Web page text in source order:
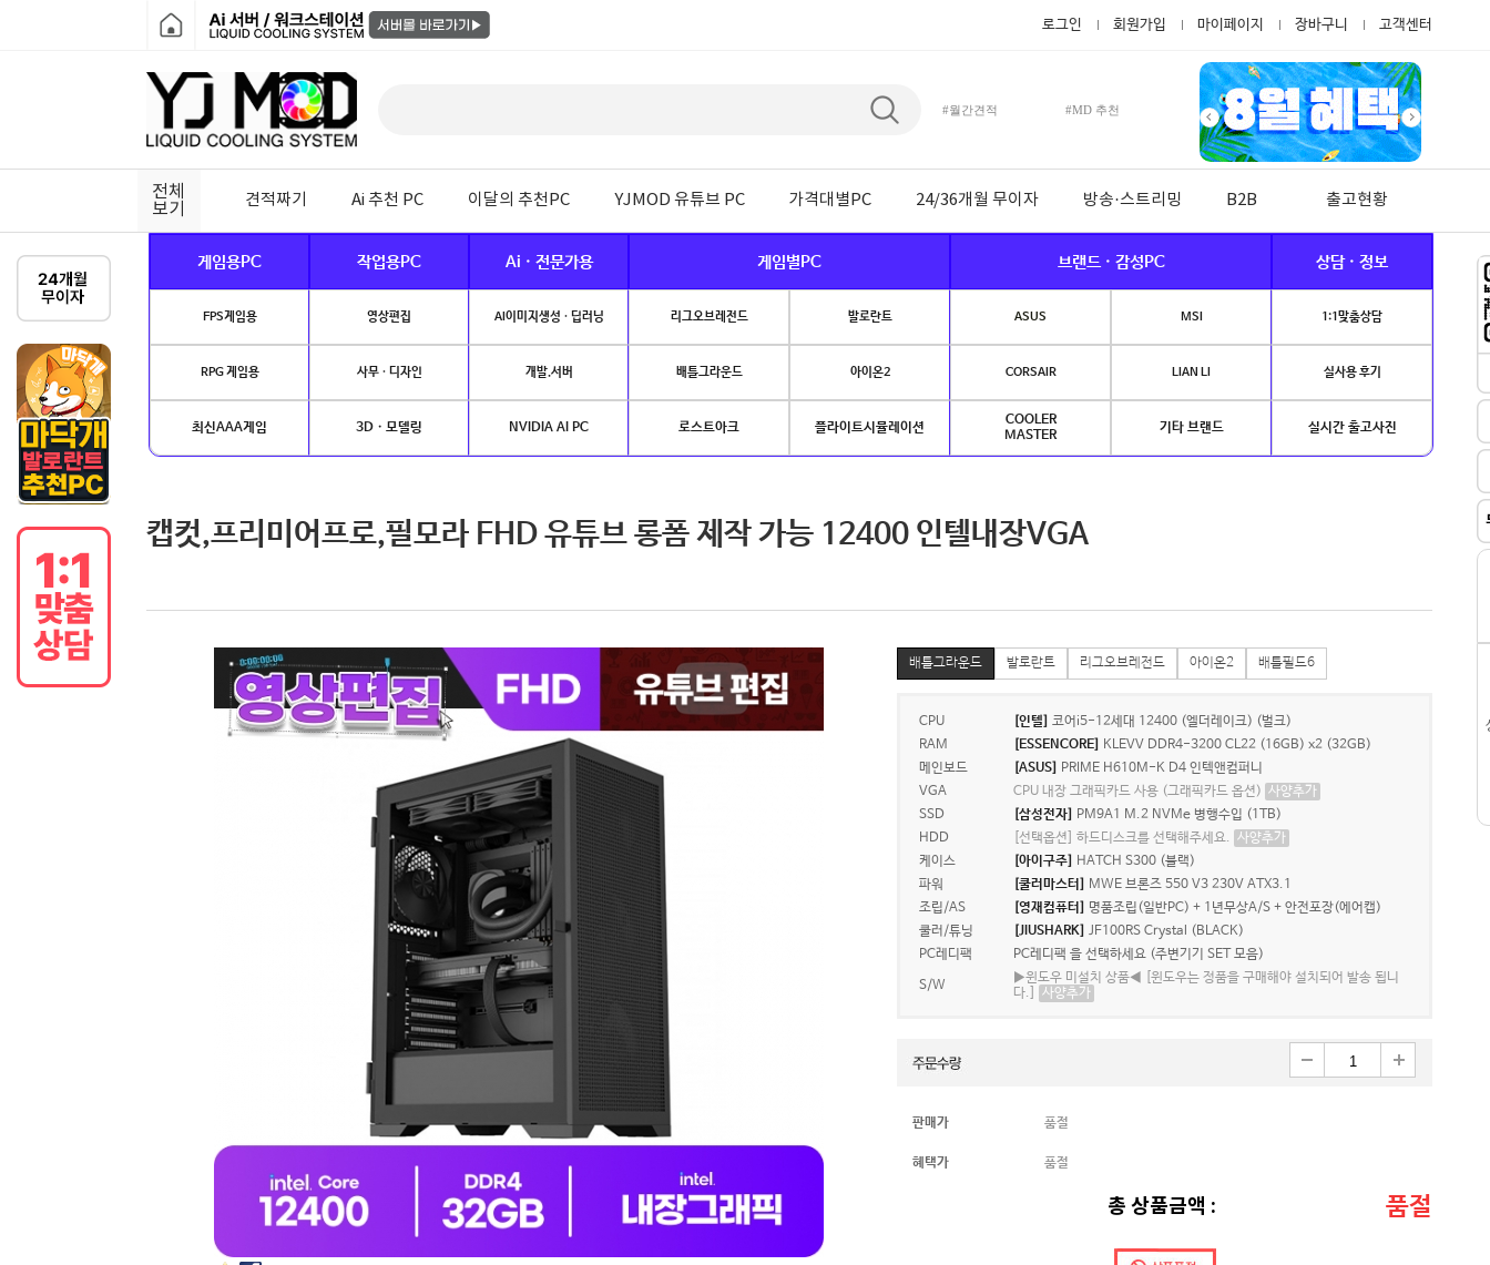
로그인 회원가입 마이페이지 장바구니 고객센터
#월간견적 #MD 추천
전체
보기
견적짜기 Ai 추천 PC 이달의 추천PC YJMOD 유튜브 PC 가격대별PC 24/36개월 무이자 방송·스트리밍 B2B 출고현황
게임용PC 작업용PC Ai · 전문가용 게임별PC 브랜드 · 감성PC 상담 · 정보
FPS게임용 영상편집 AI이미지생성 · 딥러닝 리그오브레전드 발로란트 ASUS MSI 1:1맞춤상담
RPG 게임용 사무 · 디자인 개발.서버 배틀그라운드 아이온2 CORSAIR LIAN LI 실사용 후기
최신AAA게임 3D · 모델링 NVIDIA AI PC 로스트아크 플라이트시뮬레이션
COOLER
MASTER
기타 브랜드 실시간 출고사진
캡컷,프리미어프로,필모라 FHD 유튜브 롱폼 제작 가능 12400 인텔내장VGA
배틀그라운드 발로란트 리그오브레전드 아이온2 배틀필드6
CPU [인텔]
코어i5-12세대 12400 (엘더레이크) (벌크)
RAM
[ESSENCORE]
KLEVV DDR4-3200 CL22 (16GB) x2 (32GB)
메인보드
[ASUS]
PRIME H610M-K D4 인텍앤컴퍼니
VGA
CPU 내장 그래픽카드 사용 (그래픽카드 옵션) 사양추가
SSD
[삼성전자]
PM9A1 M.2 NVMe 병행수입 (1TB)
HDD
[선택옵션] 하드디스크를 선택해주세요. 사양추가
케이스
[아이구주]
HATCH S300 (블랙)
파워
[쿨러마스터]
MWE 브론즈 550 V3 230V ATX3.1
조립/AS
[영재컴퓨터]
명품조립(일반PC) + 1년무상A/S + 안전포장(에어캡)
쿨러/튜닝
[JIUSHARK] JF100RS Crystal (BLACK)
PC레디팩
PC레디팩 을 선택하세요 (주변기기 SET 모음)
S/W
▶윈도우 미설치 상품◀ [윈도우는 정품을 구매해야 설치되어 발송 됩니
다.]
사양추가
판매가 품절
혜택가 품절
총 상품금액 : 품절